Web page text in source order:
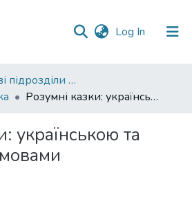
Log In (current)
009. Наукові підрозділи НаУКМА
Розумні казки: українською та англійською мовами
українською та